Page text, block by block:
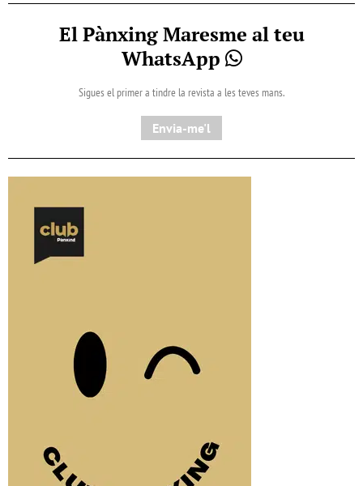
El Pànxing Maresme al teu
WhatsApp
Sigues el primer a tindre la revista a les teves mans.
Envia-me'l